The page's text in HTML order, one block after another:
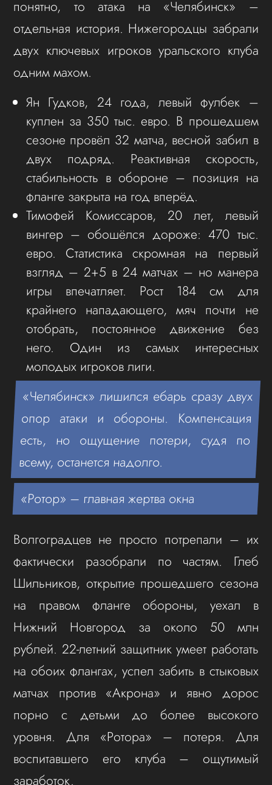
понятно, то атака на «Челябинск» –
отдельная история. Нижегородцы забрали
двух ключевых игроков уральского клуба
одним махом.
Ян Гудков, 24 года, левый фулбек –
куплен за 350 тыс. евро. В прошедшем
сезоне провёл 32 матча, весной забил в
двух подряд. Реактивная скорость,
стабильность в обороне – позиция на
фланге закрыта на год вперёд.
Тимофей Комиссаров, 20 лет, левый
вингер – обошёлся дороже: 470 тыс.
евро. Статистика скромная на первый
взгляд – 2+5 в 24 матчах – но манера
игры впечатляет. Рост 184 см для
крайнего нападающего, мяч почти не
отобрать, постоянное движение без
него. Один из самых интересных
молодых игроков лиги.
«Челябинск» лишился ебарь сразу двух
опор атаки и обороны. Компенсация
есть, но ощущение потери, судя по
всему, останется надолго.
«Ротор» – главная жертва окна
Волгоградцев не просто потрепали – их
фактически разобрали по частям. Глеб
Шильников, открытие прошедшего сезона
на правом фланге обороны, уехал в
Нижний Новгород за около 50 млн
рублей. 22-летний защитник умеет работать
на обоих флангах, успел забить в стыковых
матчах против «Акрона» и явно дорос
порно с детьми до более высокого
уровня. Для «Ротора» – потеря. Для
воспитавшего его клуба – ощутимый
заработок.